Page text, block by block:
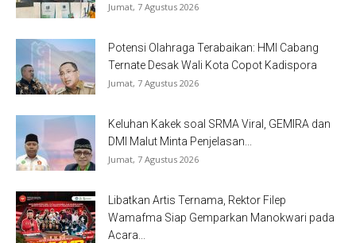
Jumat, 7 Agustus 2026
Potensi Olahraga Terabaikan: HMI Cabang
Ternate Desak Wali Kota Copot Kadispora
Jumat, 7 Agustus 2026
Keluhan Kakek soal SRMA Viral, GEMIRA dan
DMI Malut Minta Penjelasan...
Jumat, 7 Agustus 2026
Libatkan Artis Ternama, Rektor Filep
Wamafma Siap Gemparkan Manokwari pada
Acara...